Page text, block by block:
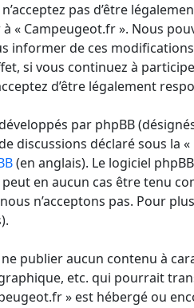
pas d’être
« Campeugeot.fr ». Nous
informer de ces
si vous continuez à
d’être légalement
par phpBB
discussions déclaré sous la «
(en anglais). Le logiciel
en aucun cas être tenu
n’acceptons pas. Pour
publier aucun contenu à
etc. qui pourrait
» est hébergé ou